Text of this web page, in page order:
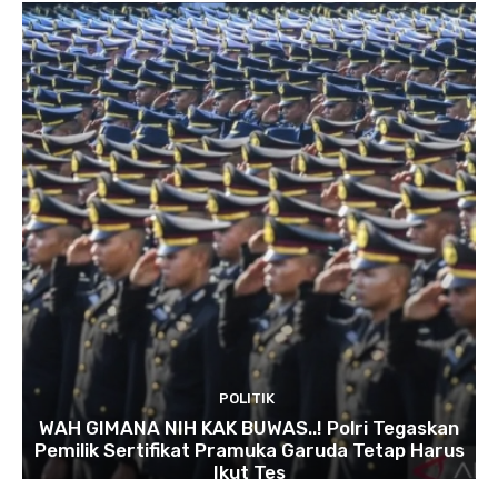
POLITIK
WAH GIMANA NIH KAK BUWAS..! Polri Tegaskan
Pemilik Sertifikat Pramuka Garuda Tetap Harus
Ikut Tes